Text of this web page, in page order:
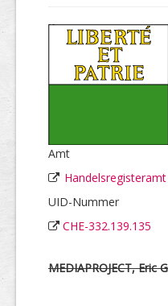
Amt
UID-Nummer
CHE-332.139.135
MEDIAPROJECT, Eric